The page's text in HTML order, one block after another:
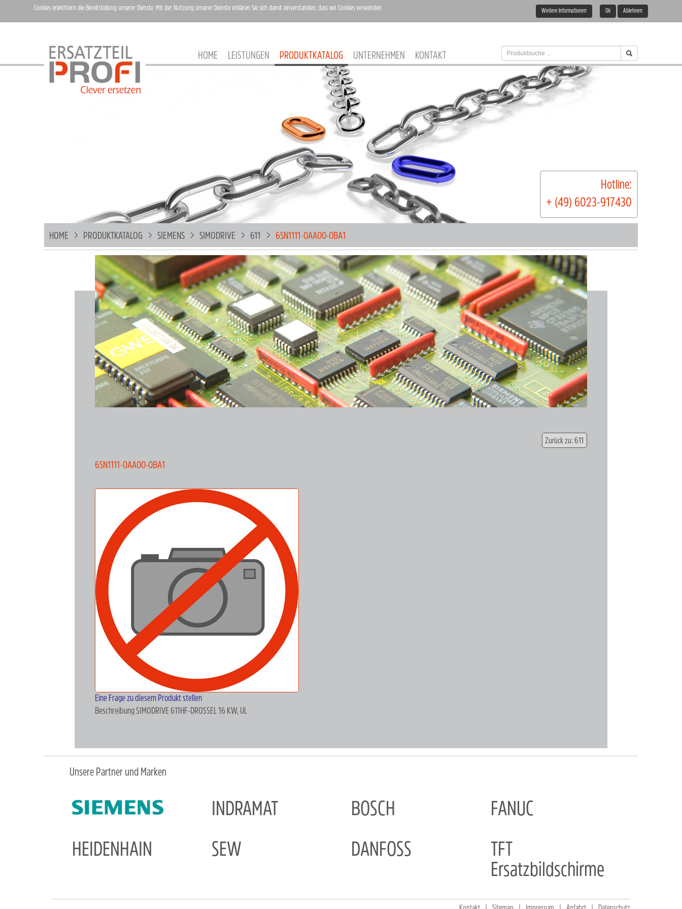
HOME LEISTUNGEN PRODUKTKATALOG UNTERNEHMEN KONTAKT
Hotline:
+ (49) 6023-917430
HOME PRODUKTKATALOG SIEMENS SIMODRIVE 611 6SN1111-0AA00-0BA1
Zurück zu: 611
6SN1111-0AA00-0BA1
Eine Frage zu diesem Produkt stellen
BeschreibungSIMODRIVE 611HF-DROSSEL 16 KW, UL
Unsere Partner und Marken
INDRAMAT BOSCH
FANUC
HEIDENHAIN
SEW DANFOSS
TFT
Ersatzbildschirme
Cookies erleichtern die Bereitstellung unserer Dienste. Mit der Nutzung unserer Dienste erklären Sie sich damit einverstanden, dass wir Cookies verwenden. Weitere Informationen Ok Ablehnen